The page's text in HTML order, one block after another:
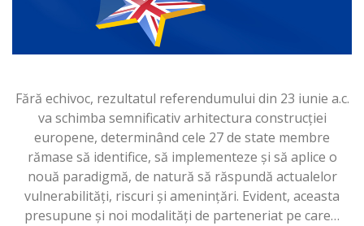
Fără echivoc, rezultatul referendumului din 23 iunie a.c.
va schimba semnificativ arhitectura construcţiei
europene, determinând cele 27 de state membre
rămase să identifice, să implementeze şi să aplice o
nouă paradigmă, de natură să răspundă actualelor
vulnerabilităţi, riscuri şi ameninţări. Evident, aceasta
presupune şi noi modalităţi de parteneriat pe care…